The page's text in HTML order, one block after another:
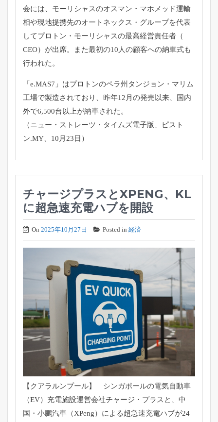
会には、 モーリシャスのオスマン・ マホメッド運輸
相や現地提携先のオートネックス・ グループを代表
してプロトン・モーリシャスの最高経営責任者（
CEO）が出席。また最初の10人の顧客への納車式も
行われた。
「e.MAS7」はプロトンのペラ州タンジョン・ マリム
工場で製造されており、昨年12月の発売以来、 国内
外で6,500台以上が納車された。
（ニュー・ストレーツ・タイムズ電子版、ピスト
ン.MY、 10月23日）
チャージプラスとXPENG、KL
に超急速充電ハブを開設
On 2025年10月27日 Posted in 経済
【クアラルンプール】 シンガポールの電気自動車
（EV）充電施設運営会社チャージ・ プラスと、中
国・小鵬汽車（XPeng） による超急速充電ハブが24